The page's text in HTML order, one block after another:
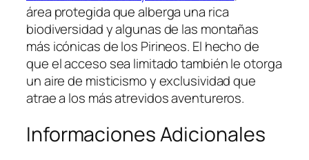
área protegida que alberga una rica
biodiversidad y algunas de las montañas
más icónicas de los Pirineos. El hecho de
que el acceso sea limitado también le otorga
un aire de misticismo y exclusividad que
atrae a los más atrevidos aventureros.
Informaciones Adicionales